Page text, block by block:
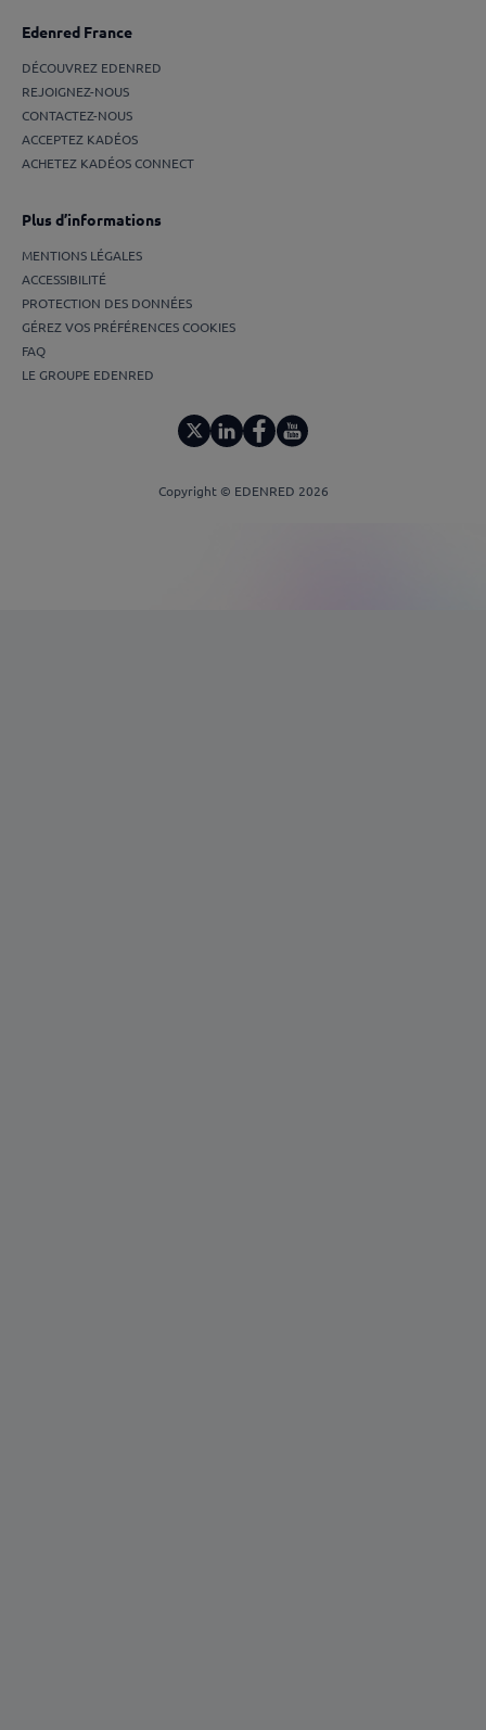
Edenred France
DÉCOUVREZ EDENRED
REJOIGNEZ-NOUS
CONTACTEZ-NOUS
ACCEPTEZ KADÉOS
ACHETEZ KADÉOS CONNECT
Plus d’informations
MENTIONS LÉGALES
ACCESSIBILITÉ
PROTECTION DES DONNÉES
GÉREZ VOS PRÉFÉRENCES COOKIES
FAQ
LE GROUPE EDENRED
Copyright © EDENRED 2026